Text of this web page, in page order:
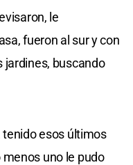
le
fueron al sur y con
jardines, buscando
tenido esos últimos
uno le pudo